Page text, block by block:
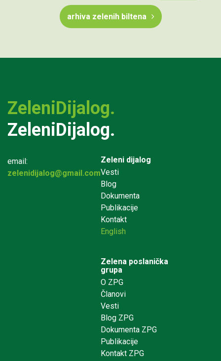
arhiva zelenih biltena
ZeleniDijalog.
ZeleniDijalog.
email:
zelenidijalog@gmail.com
Zeleni dijalog
Vesti
Blog
Dokumenta
Publikacije
Kontakt
English
Zelena poslanička
grupa
O ZPG
Članovi
Vesti
Blog ZPG
Dokumenta ZPG
Publikacije
Kontakt ZPG